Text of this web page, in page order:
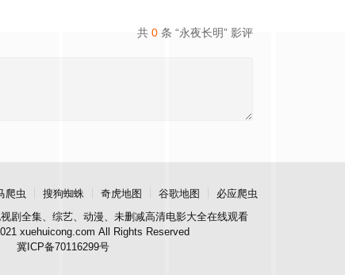
共 0 条 “永夜长明” 影评
爬虫 搜狗蜘蛛 奇虎地图 谷歌地图
必应爬虫
剧全集、综艺、动漫、未删减高清电影大全在线观看
xuehuicong.com All Rights Reserved
冀ICP备70116299号